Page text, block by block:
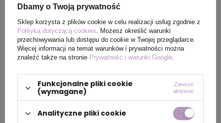
produktu
Waga
produktu (g)
21
Materiał
Drewno bambusowe,
Papier
Kolor czarny
Dbamy o Twoją prywatność
Sklep korzysta z plików cookie w celu realizacji usług zgodnie z
Polityką dotyczącą cookies. Możesz określić warunki
przechowywania lub dostępu do cookie w Twojej przeglądarce.
Więcej informacji na temat warunków i prywatności można
znaleźć także na stronie Prywatność i warunki Google.
Funkcjonalne pliki cookie
(wymagane)
Zawsze
aktywne
Analityczne pliki cookie